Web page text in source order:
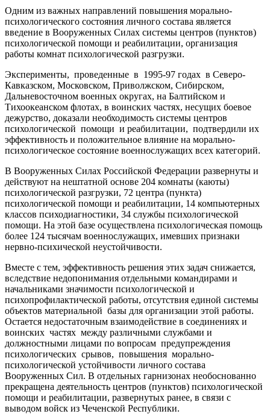
Одним из важных направлений повышения морально-
психологического состояния личного состава является
введение в Вооруженных Силах системы центров (пунктов)
психологической помощи и реабилитации, организация
работы комнат психологической разгрузки.
Эксперименты, проведенные в 1995-97 годах в Северо-
Кавказском, Московском, Приволжском, Сибирском,
Дальневосточном военных округах, на Балтийском и
Тихоокеанском флотах, в воинских частях, несущих боевое
дежурство, доказали необходимость системы центров
психологической помощи и реабилитации, подтвердили их
эффективность и положительное влияние на морально-
психологическое состояние военнослужащих всех категорий.
В Вооруженных Силах Российской Федерации развернуты и
действуют на нештатной основе 204 комнаты (каюты)
психологической разгрузки, 72 центра (пункта)
психологической помощи и реабилитации, 14 компьютерных
классов психодиагностики, 34 службы психологической
помощи. На этой базе осуществлена психологическая помощь
более 124 тысячам военнослужащих, имевших признаки
нервно-психической неустойчивости.
Вместе с тем, эффективность решения этих задач снижается,
вследствие недопонимания отдельными командирами и
начальниками значимости психологической и
психопрофилактической работы, отсутствия единой системы
объектов материальной базы для организации этой работы.
Остается недостаточным взаимодействие в соединениях и
воинских частях между различными службами и
должностными лицами по вопросам предупреждения
психологических срывов, повышения морально-
психологической устойчивости личного состава
Вооруженных Сил. В отдельных гарнизонах необоснованно
прекращена деятельность центров (пунктов) психологической
помощи и реабилитации, развернутых ранее, в связи с
выводом войск из Чеченской Республики.